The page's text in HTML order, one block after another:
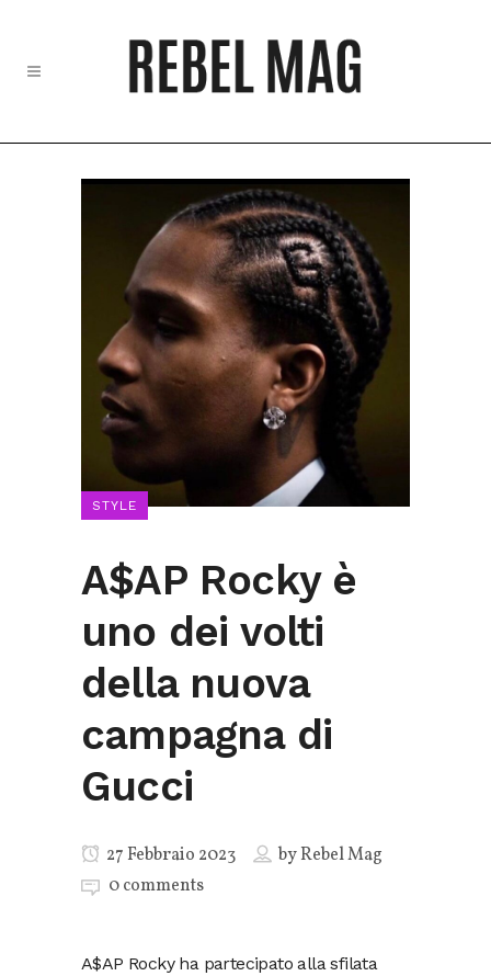
STYLE
A$AP Rocky è
uno dei volti
della nuova
campagna di
Gucci
27 Febbraio 2023 byRebel Mag
0 comments
A$AP Rocky ha partecipato alla sfilata